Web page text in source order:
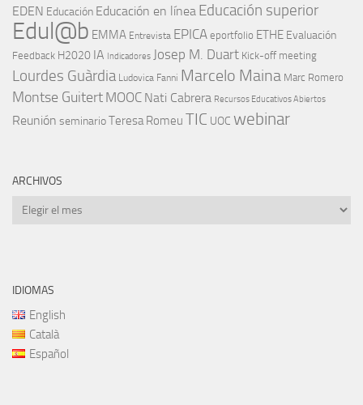
EDEN Educación Educación en línea Educación superior
Edul@b EMMA Entrevista EPICA eportfolio ETHE Evaluación
Feedback H2020 IA Indicadores Josep M. Duart Kick-off meeting
Lourdes Guàrdia Ludovica Fanni Marcelo Maina Marc Romero
Montse Guitert MOOC Nati Cabrera Recursos Educativos Abiertos
Reunión seminarioTeresa Romeu TIC UOC webinar
ARCHIVOS
Archivos
IDIOMAS
English
Català
Español